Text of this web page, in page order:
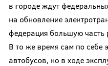
в городе ждут
на обновление
федерация большую часть
В то же время сам по себе
автобусов, но в ходе